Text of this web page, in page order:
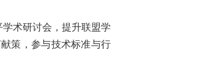
术研讨会，提升联盟学
策，参与技术标准与行